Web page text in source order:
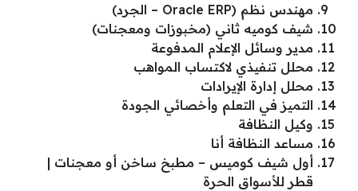
مهندس نظم (Oracle ERP – الجرد)
شيف كوميه ثاني (مخبوزات ومعجنات)
مدير وسائل الإعلام المدفوعة
محلل تنفيذي لاكتساب المواهب
محلل إدارة الإيرادات
التميز في التعلم وأخصائي الجودة
وكيل النظافة
مساعد النظافة أنا
أول شيف كوميس – مطبخ ساخن أو معجنات |
قطر للأسواق الحرة